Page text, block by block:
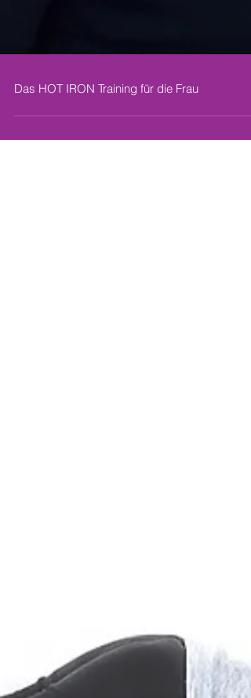
Das HOT IRON Training für die Frau